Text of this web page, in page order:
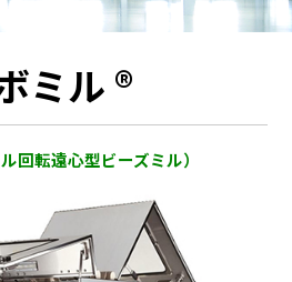
ミル ®
回転遠心型ビーズミル）